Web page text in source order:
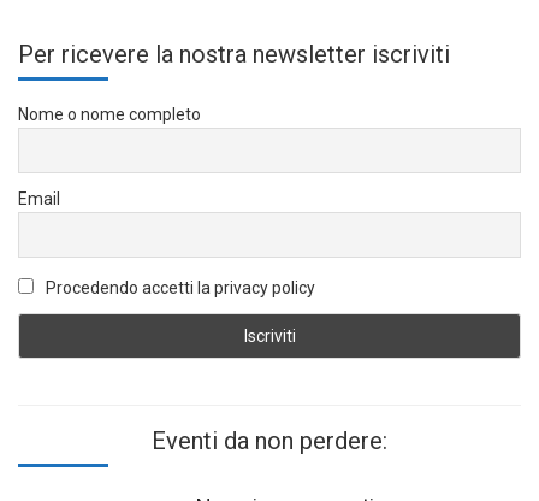
Per ricevere la nostra newsletter iscriviti
Nome o nome completo
Email
Procedendo accetti la privacy policy
Eventi da non perdere: